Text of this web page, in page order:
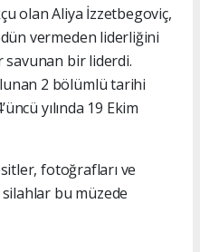
olan Aliya İzzetbegoviç,
vermeden liderliğini
savunan bir liderdi.
2 bölümlü tarihi
yılında 19 Ekim
fotoğrafları ve
bu müzede